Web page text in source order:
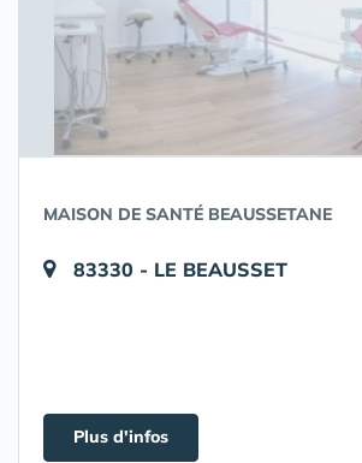
MAISON DE SANTÉ BEAUSSETANE
83330 - LE BEAUSSET
Plus d'infos